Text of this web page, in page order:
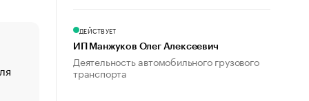
«От спорта тело стареет иначе». Как живет глава
создавшей GTA
ДЕЙСТВУЕТ
ИП Манжуков Олег Алексеевич
Деятельность автомобильного грузового
транспорта